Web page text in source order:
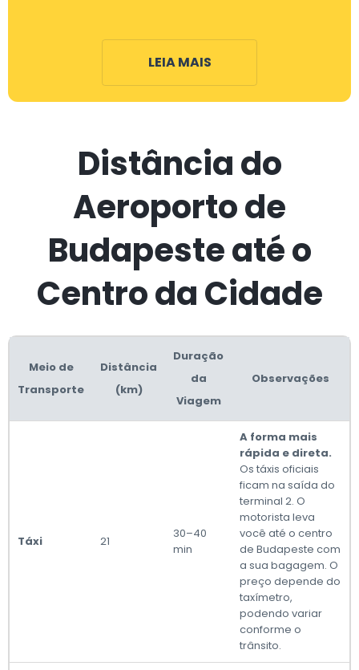
LEIA MAIS
Distância do
Aeroporto de
Budapeste até o
Centro da Cidade
Meio de
Transporte
Distância
(km)
Duração
da
Viagem
Observações
Táxi 21
30–40
min
A forma mais
rápida e direta.
Os táxis oficiais
ficam na saída do
terminal 2. O
motorista leva
você até o centro
de Budapeste com
a sua bagagem. O
preço depende do
taxímetro,
podendo variar
conforme o
trânsito.